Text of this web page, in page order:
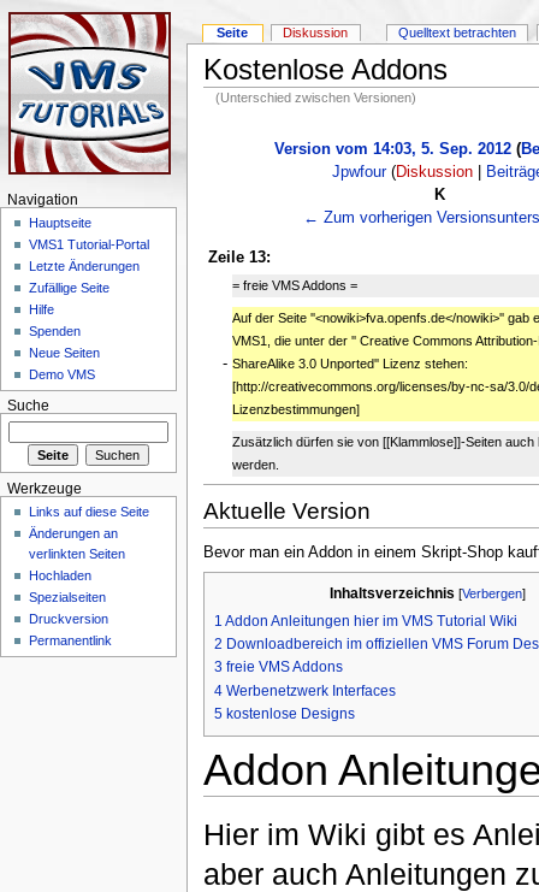
Kostenlose Addons
(Unterschied zwischen Versionen)
Version vom 14:03, 5. Sep. 2012 (
Jpwfour(Diskussion|
K
← Zum vorherigen
Zeile 13:
= freie VMS Addons =
-
Auf der Seite ''<nowiki>fva.openfs.de</nowiki>'' gab
VMS1, die unter der '' Creative Commons
ShareAlike 3.0 Unported'' Lizenz stehen:
[http://creativecommons.org/licenses/by-nc-sa/3.0/
Lizenzbestimmungen]
Zusätzlich dürfen sie von [[Klammlose]]-Seiten auch
werden.
Aktuelle Version
Bevor man ein Addon in einem Skript-Shop
Inhaltsverzeichnis [Verbergen]
1 Addon Anleitungen hier im VMS Tutorial Wiki
2 Downloadbereich im offiziellen VMS Forum
3 freie VMS Addons
4 Werbenetzwerk Interfaces
5 kostenlose Designs
Addon
Hier im Wiki gibt es
aber auch Anleitungen
Seite Diskussion Quelltext betrachten
Navigation
Hauptseite
VMS1 Tutorial-Portal
Letzte Änderungen
Zufällige Seite
Hilfe
Spenden
Neue Seiten
Demo VMS
Suche
Werkzeuge
Links auf diese Seite
Änderungen an
verlinkten Seiten
Hochladen
Spezialseiten
Druckversion
Permanentlink